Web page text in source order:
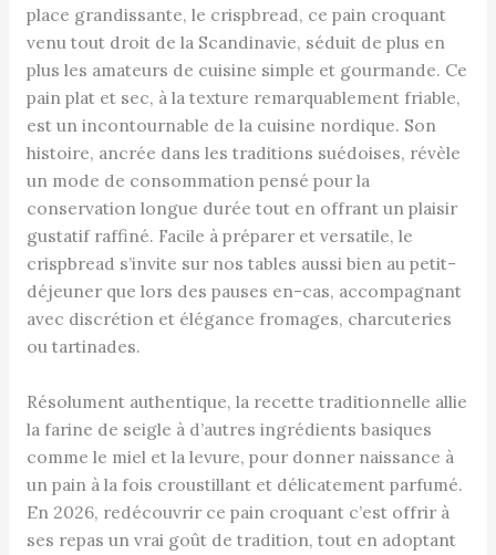
place grandissante, le crispbread, ce pain croquant
venu tout droit de la Scandinavie, séduit de plus en
plus les amateurs de cuisine simple et gourmande. Ce
pain plat et sec, à la texture remarquablement friable,
est un incontournable de la cuisine nordique. Son
histoire, ancrée dans les traditions suédoises, révèle
un mode de consommation pensé pour la
conservation longue durée tout en offrant un plaisir
gustatif raffiné. Facile à préparer et versatile, le
crispbread s’invite sur nos tables aussi bien au petit-
déjeuner que lors des pauses en-cas, accompagnant
avec discrétion et élégance fromages, charcuteries
ou tartinades.
Résolument authentique, la recette traditionnelle allie
la farine de seigle à d’autres ingrédients basiques
comme le miel et la levure, pour donner naissance à
un pain à la fois croustillant et délicatement parfumé.
En 2026, redécouvrir ce pain croquant c’est offrir à
ses repas un vrai goût de tradition, tout en adoptant